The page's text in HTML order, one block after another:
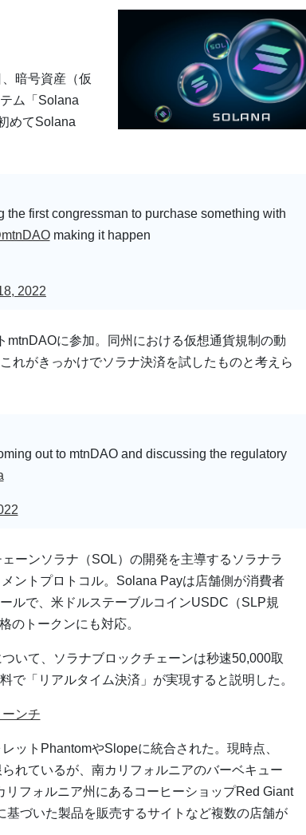
暗号資産（仮
ム「Solana
めてSolana
first congressman to purchase something with
making it happen
2022
に参加。同州における仮想通貨規制の動
れがきっかけでソラナ決済を試したものと考えら
out to mtnDAO and discussing the regulatory
ーンソラナ（SOL）の開発を主導するソラナラ
ントプロトコル。Solana Payは店舗側が消費者
ルで、米ドルステーブルコインUSDC（SLP規
のトークンにも対応。
いて、ソラナブロックチェーンは秒速50,000取
で「リアルタイム決済」が実現すると説明した。
ンチ
ットPhantomやSlopeに統合された。現時点、
れているが、南カリフォルニアのバーベキュー
フォルニア州にあるコーヒーショップRed Giant
づいた製品を販売するサイトなど複数の店舗が